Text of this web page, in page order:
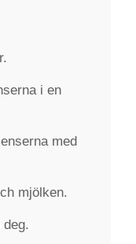
i en
med
mjölken.
deg.